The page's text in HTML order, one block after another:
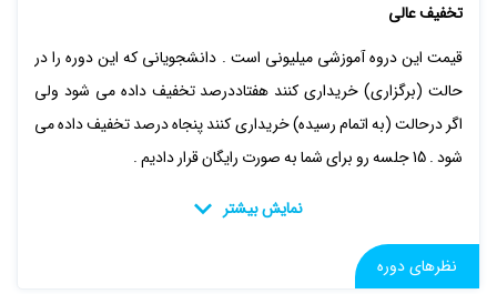
تخفیف عالی
قیمت این دروه آموزشی میلیونی است . دانشجویانی که این دوره را در
حالت (برگزاری) خریداری کنند هفتاددرصد تخفیف داده می شود ولی
اگر درحالت (به اتمام رسیده) خریداری کنند پنجاه درصد تخفیف داده می
شود . 15 جلسه رو برای شما به صورت رایگان قرار دادیم .
دوره متخصص پایتون یک محصول آموزشی است که در آن مفاهیم خیلی
مهم و کاربردی وحرفه ای وبه روز درآن بیان و تدریس می شود . توی این
نظرهای دوره